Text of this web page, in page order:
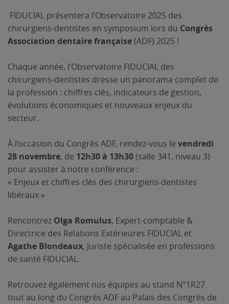
FIDUCIAL présentera l’Observatoire 2025 des
chirurgiens-dentistes en symposium lors du Congrès
Association dentaire française(ADF) 2025 !
Chaque année, l’Observatoire FIDUCIAL des
chirurgiens-dentistes dresse un panorama complet de
la profession : chiffres clés, indicateurs de gestion,
évolutions économiques et nouveaux enjeux du
secteur.
À l’occasion du Congrès ADF, rendez-vous le vendredi
28 novembre, de 12h30 à 13h30(salle 341, niveau 3)
pour assister à notre conférence :
« Enjeux et chiffres clés des chirurgiens-dentistes
libéraux »
Rencontrez Olga Romulus, Expert-comptable &
Directrice des Relations Extérieures FIDUCIAL et
Agathe Blondeaux, Juriste spécialisée en professions
de santé FIDUCIAL.
Retrouvez également nos équipes au stand N°1R27
tout au long du Congrès ADF au Palais des Congrès de